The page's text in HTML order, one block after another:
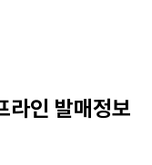
라인 발매정보